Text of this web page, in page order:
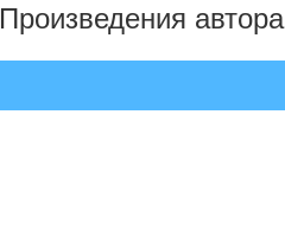
Произведения автора